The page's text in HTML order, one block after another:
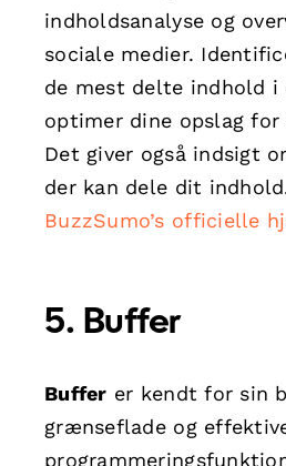
indholdsanalyse og
sociale medier.
de mest delte indhold i
optimer dine opslag
Det giver også indsigt
der kan dele dit
BuzzSumo’s officielle
5. Buffer
Buffer er kendt for sin
grænseflade og